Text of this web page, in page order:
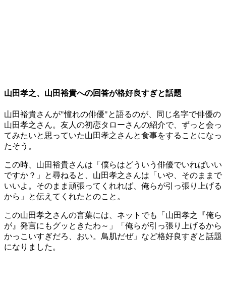
山田孝之、山田裕貴への回答が格好良すぎと話題
山田裕貴さんが"憧れの俳優"と語るのが、同じ名字で俳優の
山田孝之さん。友人の初恋タローさんの紹介で、ずっと会っ
てみたいと思っていた山田孝之さんと食事をすることになっ
たそう。
この時、山田裕貴さんは「僕らはどういう俳優でいればいい
ですか？」と尋ねると、山田孝之さんは「いや、そのままで
いいよ。そのまま頑張ってくれれば、俺らが引っ張り上げる
から」と伝えてくれたとのこと。
この山田孝之さんの言葉には、ネットでも「山田孝之『俺ら
が』発言にもグッときたわ～」「俺らが引っ張り上げるから
かっこいすぎだろ、おい。鳥肌だぜ」など格好良すぎと話題
になりました。